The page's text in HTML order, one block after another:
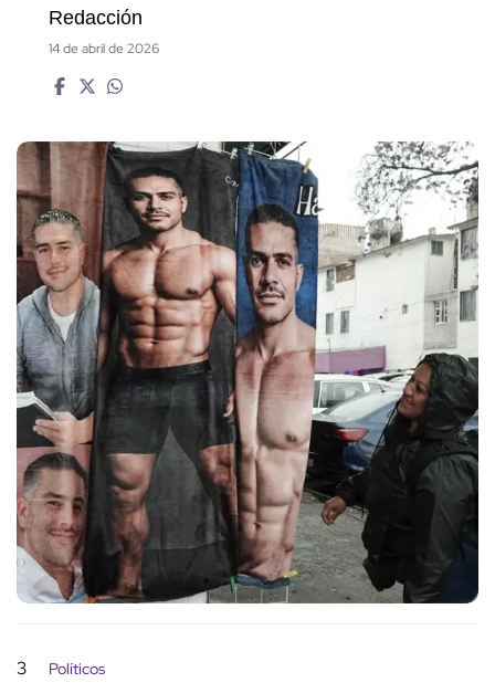
Redacción
14 de abril de 2026
3 Políticos